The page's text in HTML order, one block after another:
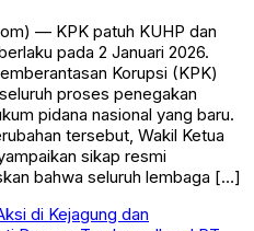
— KPK patuh KUHP dan
pada 2 Januari 2026.
Korupsi (KPK)
proses penegakan
pidana nasional yang baru.
tersebut, Wakil Ketua
sikap resmi
bahwa seluruh lembaga […]